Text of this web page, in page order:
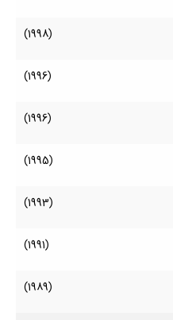
(1998)
(1996)
(1996)
(1995)
(1993)
(1991)
(1989)